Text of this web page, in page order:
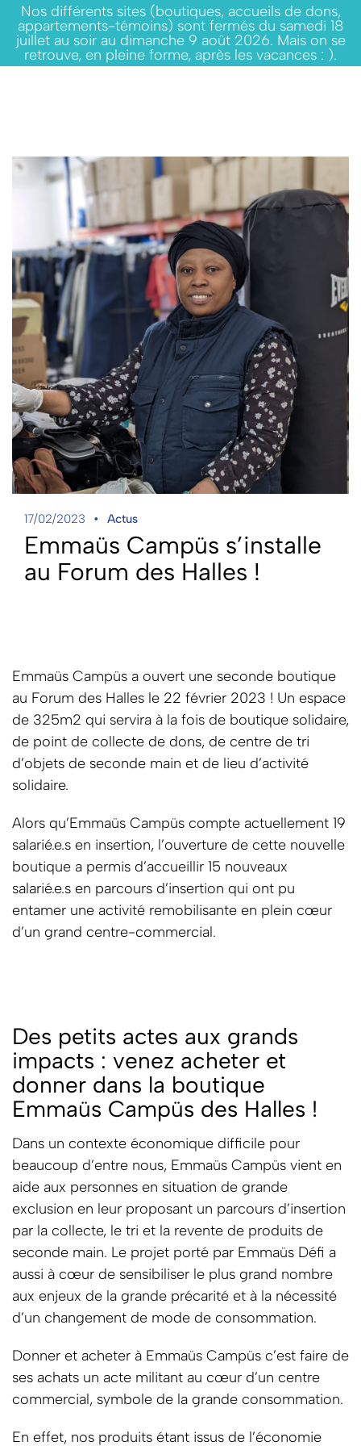
Nos différents sites (boutiques, accueils de dons,
appartements-témoins) sont fermés du samedi 18
juillet au soir au dimanche 9 août 2026. Mais on se
retrouve, en pleine forme, après les vacances : ).
17/02/2023 Actus
Emmaüs Campüs s’installe
au Forum des Halles !
Emmaüs Campüs a ouvert une seconde boutique
au Forum des Halles le 22 février 2023 ! Un espace
de 325m2 qui servira à la fois de boutique solidaire,
de point de collecte de dons, de centre de tri
d’objets de seconde main et de lieu d’activité
solidaire.
Alors qu’Emmaüs Campüs compte actuellement 19
salarié.e.s en insertion, l’ouverture de cette nouvelle
boutique a permis d’accueillir 15 nouveaux
salarié.e.s en parcours d’insertion qui ont pu
entamer une activité remobilisante en plein cœur
d’un grand centre-commercial.
Des petits actes aux grands
impacts : venez acheter et
donner dans la boutique
Emmaüs Campüs des Halles !
Dans un contexte économique difficile pour
beaucoup d’entre nous, Emmaüs Campüs vient en
aide aux personnes en situation de grande
exclusion en leur proposant un parcours d’insertion
par la collecte, le tri et la revente de produits de
seconde main. Le projet porté par Emmaüs Défi a
aussi à cœur de sensibiliser le plus grand nombre
aux enjeux de la grande précarité et à la nécessité
d’un changement de mode de consommation.
Donner et acheter à Emmaüs Campüs c’est faire de
ses achats un acte militant au cœur d’un centre
commercial, symbole de la grande consommation.
En effet, nos produits étant issus de l’économie